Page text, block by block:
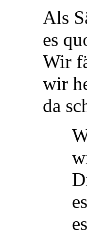
Als
es
Wir
wir
da
Wir
wir
Die
es
es